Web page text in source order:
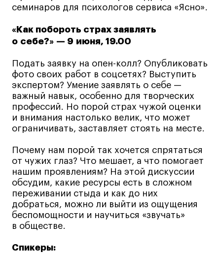
Истории успеха
Истории успеха
Работы студентов
Работы студентов
Universal University
Universal University
EN
EN
Политика конфиденциальности
Публичная оферта
Условия возврата
Кредит на образование с господдержкой
Лицензия на осуществление образовательной
Университет»
семинаров для психологов сервиса «Ясно».
«Как побороть страх заявлять
о себе?» — 9 июня, 19.00
Подать заявку на опен-колл? Опубликовать
фото своих работ в соцсетях? Выступить
экспертом? Умение заявлять о себе —
важный навык, особенно для творческих
профессий. Но порой страх чужой оценки
и внимания настолько велик, что может
ограничивать, заставляет стоять на месте.
Почему нам порой так хочется спрятаться
от чужих глаз? Что мешает, а что помогает
нашим проявлениям? На этой дискуссии
обсудим, какие ресурсы есть в сложном
переживании стыда и как до них
добраться, можно ли выйти из ощущения
беспомощности и научиться «звучать»
в обществе.
Спикеры: